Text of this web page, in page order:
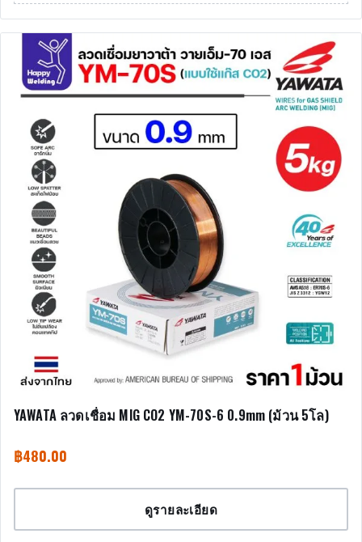
YAWATA ลวดเชื่อม MIG CO2 YM-70S-6 0.9mm (ม้วน 5โล)
฿480.00
ดูรายละเอียด